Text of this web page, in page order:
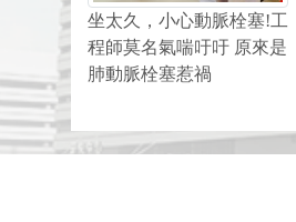
坐太久，小心動脈栓塞!工
程師莫名氣喘吁吁 原來是
肺動脈栓塞惹禍